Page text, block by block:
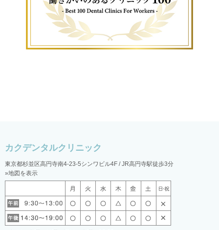
東京都杉並区高円寺南4-23-5シンワビル4F / JR高円寺駅徒歩3分
»地図を表示